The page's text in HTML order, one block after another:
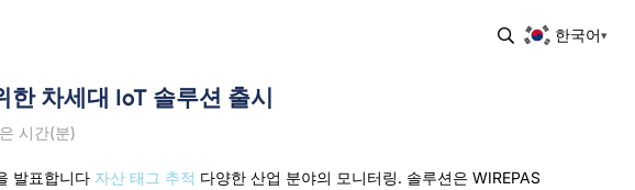
한국어
한 차세대 IoT 솔루션 출시
시간(분)
발표합니다 자산 태그 추적 다양한 산업 분야의 모니터링. 솔루션은 WIREPAS